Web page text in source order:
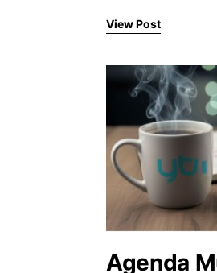
View Post
Agenda